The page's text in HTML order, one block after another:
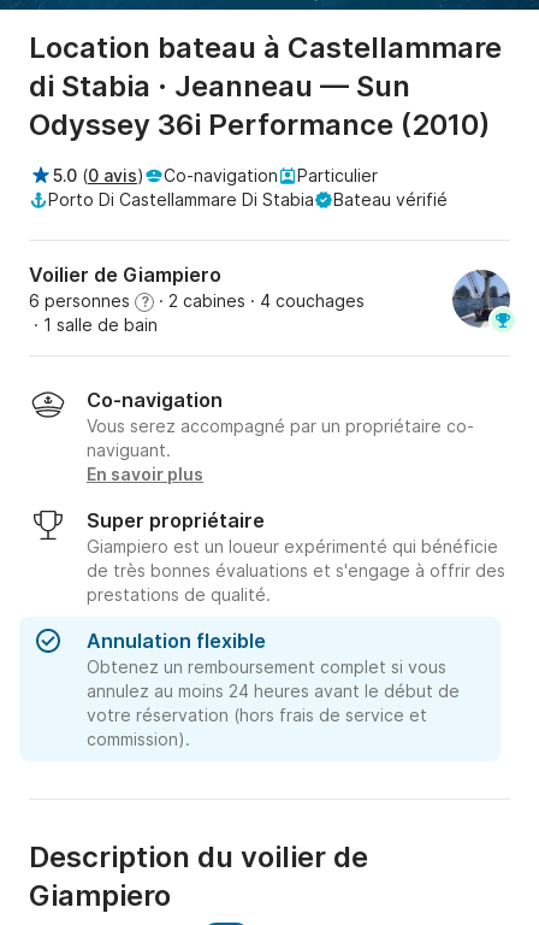
Location bateau à Castellammare
di Stabia · Jeanneau — Sun
Odyssey 36i Performance (2010)
5.0 (0 avis) Co-navigation
Particulier
Porto Di Castellammare Di Stabia
Bateau vérifié
Voilier de Giampiero
6 personnes ? · 2 cabines · 4 couchages
· 1 salle de bain
Co-navigation
Vous serez accompagné par un propriétaire co-
naviguant.
En savoir plus
Super propriétaire
Giampiero est un loueur expérimenté qui bénéficie
de très bonnes évaluations et s'engage à offrir des
prestations de qualité.
Annulation flexible
Obtenez un remboursement complet si vous
annulez au moins 24 heures avant le début de
votre réservation (hors frais de service et
commission).
Description du voilier de
Giampiero